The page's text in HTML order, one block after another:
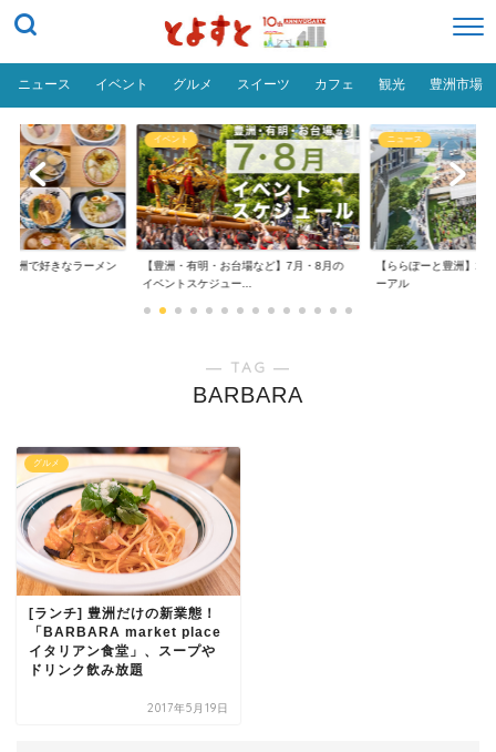
ニュース イベント グルメ スイーツ カフェ 観光 豊洲市場
豊洲で好きなラーメン
イベント
【豊洲・有明・お台場など】7月・8月の
イベントスケジュー...
ニュース
【ららぽーと豊洲】
ーアル
― TAG ―
BARBARA
グルメ
[ランチ] 豊洲だけの新業態！
「BARBARA market place
イタリアン食堂」、スープや
ドリンク飲み放題
2017年5月19日